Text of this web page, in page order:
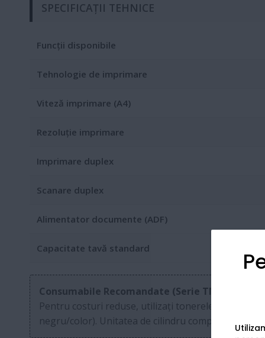
SPECIFICAȚII TEHNICE
Funcții disponibile
Tehnologie de imprimare
Viteză imprimare (A4)
Rezoluție imprimare
Imprimare duplex
Scanare duplex
Alimentator documente (ADF)
Capacitate tavă standard
Consumabile Recomandate (Serie TN-421 / TN-
Pentru costuri reduse, utilizați tonerele de mare
negru/color). Unitatea de cilindru compatibilă este